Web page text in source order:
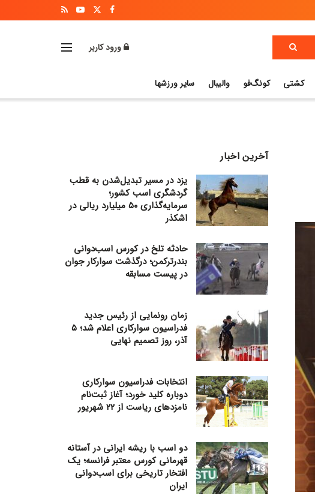
ورود کاربر
کشتی کونگ‌فو والیبال سایر ورزشها
آخرین اخبار
یزد در مسیر تبدیل‌شدن به قطب
گردشگری اسب کشور؛
سرمایه‌گذاری ۵۰ میلیارد ریالی در
اشکذر
حادثه تلخ در کورس اسب‌دوانی
بندرترکمن؛ درگذشت سوارکار جوان
در پیست مسابقه
زمان رونمایی از رئیس جدید
فدراسیون سوارکاری اعلام شد؛ ۵
آذر، روز تصمیم نهایی
انتخابات فدراسیون سوارکاری
دوباره کلید خورد؛ آغاز ثبت‌نام
نامزدهای ریاست از ۲۲ شهریور
دو اسب با ریشه ایرانی در آستانه
قهرمانی کورس معتبر فرانسه؛ یک
افتخار تاریخی برای اسب‌دوانی
ایران